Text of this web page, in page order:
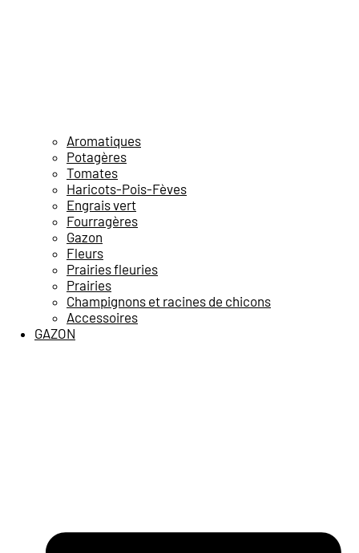
Aromatiques
Potagères
Tomates
Haricots-Pois-Fèves
Engrais vert
Fourragères
Gazon
Fleurs
Prairies fleuries
Prairies
Champignons et racines de chicons
Accessoires
GAZON